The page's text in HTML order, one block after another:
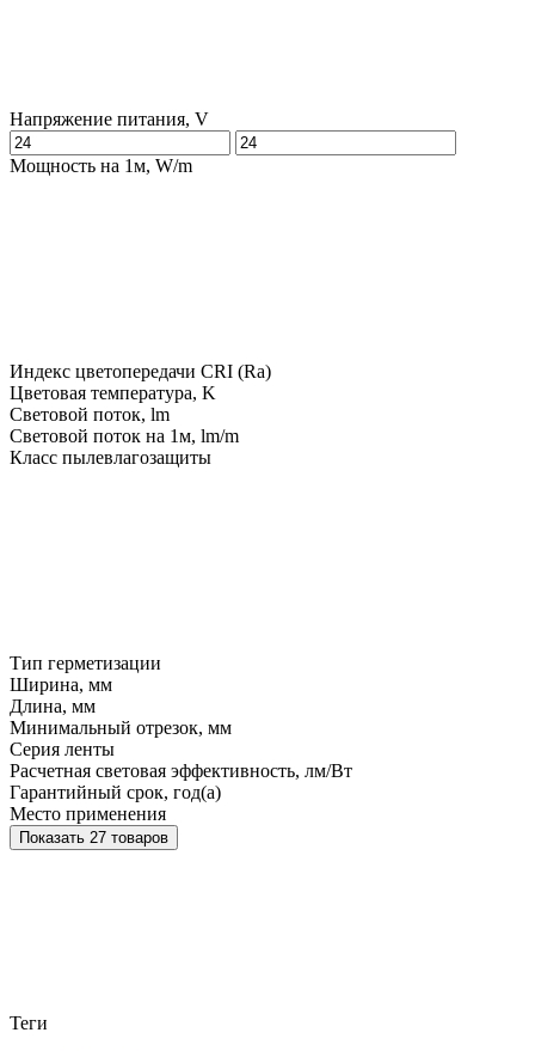
Напряжение питания, V
Мощность на 1м, W/m
Индекс цветопередачи CRI (Ra)
Цветовая температура, K
Световой поток, lm
Световой поток на 1м, lm/m
Класс пылевлагозащиты
Тип герметизации
Ширина, мм
Длина, мм
Минимальный отрезок, мм
Серия ленты
Расчетная световая эффективность, лм/Вт
Гарантийный срок, год(а)
Место применения
Показать 27 товаров
Теги